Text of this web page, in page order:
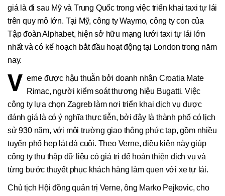
giá là đi sau Mỹ và Trung Quốc trong việc triển khai taxi tự lái
trên quy mô lớn. Tại Mỹ, công ty Waymo, công ty con của
Tập đoàn Alphabet, hiện sở hữu mạng lưới taxi tự lái lớn
nhất và có kế hoạch bắt đầu hoạt động tại London trong năm
nay.
V erne được hậu thuẫn bởi doanh nhân Croatia Mate
Rimac, người kiểm soát thương hiệu Bugatti. Việc
công ty lựa chọn Zagreb làm nơi triển khai dịch vụ được
đánh giá là có ý nghĩa thực tiễn, bởi đây là thành phố có lịch
sử 930 năm, với môi trường giao thông phức tạp, gồm nhiều
tuyến phố hẹp lát đá cuội. Theo Verne, điều kiện này giúp
công ty thu thập dữ liệu có giá trị để hoàn thiện dịch vụ và
từng bước thuyết phục khách hàng làm quen với xe tự lái.
Chủ tịch Hội đồng quản trị Verne, ông Marko Pejkovic, cho